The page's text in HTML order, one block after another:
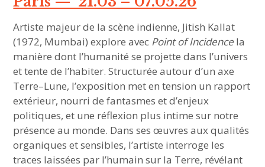
Artiste majeur de la scène indienne, Jitish Kallat
(1972, Mumbai) explore avec Point of Incidence la
manière dont l’humanité se projette dans l’univers
et tente de l’habiter. Structurée autour d’un axe
Terre–Lune, l’exposition met en tension un rapport
extérieur, nourri de fantasmes et d’enjeux
politiques, et une réflexion plus intime sur notre
présence au monde. Dans ses œuvres aux qualités
organiques et sensibles, l’artiste interroge les
traces laissées par l’humain sur la Terre, révélant